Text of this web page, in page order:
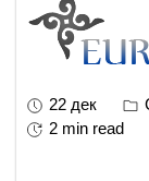
22 дек
2 min read